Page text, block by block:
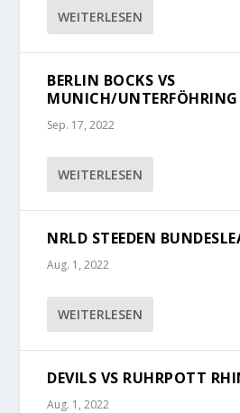
WEITERLESEN
BERLIN BOCKS VS
MUNICH/UNTERFÖHRING
Sep. 17, 2022
WEITERLESEN
NRLD STEEDEN
Aug. 1, 2022
WEITERLESEN
DEVILS VS RUHRPOTT
Aug. 1, 2022